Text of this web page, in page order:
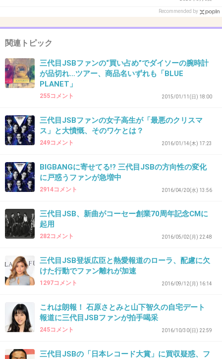
39. 匿名2016/10/30(日) 11:17:19
日本なんだからもっと日本らしさを全面的に押
し出せよ
こんな学芸会レベルをゴリ押しするんじゃねー
よ
ファンが失笑ってホントに？
痛いファン多そうだから、普通に喜んでそうと
+791 -27
41. 匿名2016/10/30(日) 11:17:34
ごめん、どうしても曲聞いてるとつなぎ着て農
+511 -23
42. 匿名2016/10/30(日) 11:17:41
Recommended by
関連トピック
三代目JSBファンの“買い占め”でダイソーの腕時計
が品切れ…ツアー、商品名いずれも「BLUE
PLANET」
255コメント 2015/01/11(日) 18:00
三代目JSBファンの女子高生が「最悪のクリスマ
ス」と大憤慨、そのワケとは？
249コメント 2016/01/14(木) 17:23
BIGBANGに寄せてる!? 三代目JSBの方向性の変化
に戸惑うファンが急増中
2914コメント 2016/04/20(水) 13:56
三代目JSB、新曲がコーセー創業70周年記念CMに
起用
282コメント 2016/05/02(月) 22:48
三代目JSB登坂広臣と熱愛報道のローラ、配慮に欠
けた行動でファン離れが加速
1297コメント 2016/09/12(月) 16:14
これは朗報！ 石原さとみと山下智久の自宅デート
報道に三代目JSBファンが拍手喝采
245コメント 2016/10/30(日) 22:59
三代目JSBの「日本レコード大賞」に買収疑惑、フ